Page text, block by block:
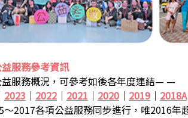
服務參考資訊
服務概況，可參考如後各年度連結— —
2023 ｜ 2022 ｜ 2021 ｜ 2020 ｜ 2019 ｜ 2018A
～2017各項公益服務同步進行，唯2016